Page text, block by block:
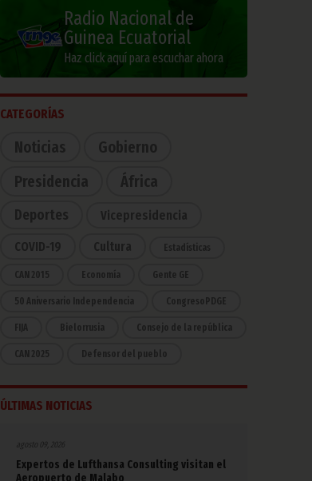
Radio Nacional de
Guinea Ecuatorial
Haz click aquí para escuchar ahora
CATEGORÍAS
Noticias
Gobierno
Presidencia
África
Deportes Vicepresidencia
COVID-19 Cultura Estadísticas
CAN 2015 Economía Gente GE
50 Aniversario Independencia CongresoPDGE
FIJA Bielorrusia Consejo de la república
CAN 2025 Defensor del pueblo
ÚLTIMAS NOTICIAS
agosto 09, 2026
Expertos de Lufthansa Consulting visitan el
Aeropuerto de Malabo